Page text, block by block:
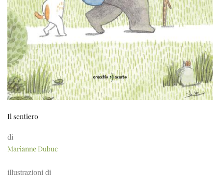
Il sentiero
di
Marianne Dubuc
illustrazioni di